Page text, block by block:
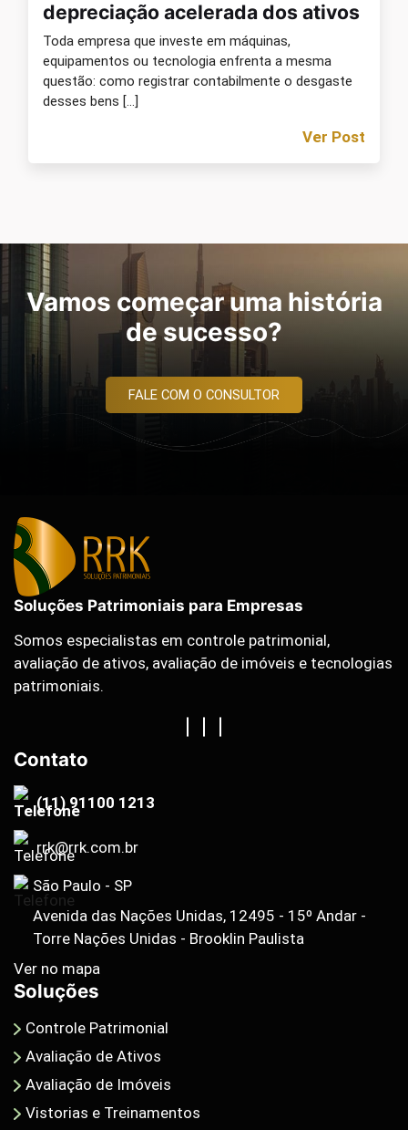
depreciação acelerada dos ativos
Toda empresa que investe em máquinas,
equipamentos ou tecnologia enfrenta a mesma
questão: como registrar contabilmente o desgaste
desses bens […]
Ver Post
Vamos começar uma história
de sucesso?
FALE COM O CONSULTOR
Soluções Patrimoniais para Empresas
Somos especialistas em controle patrimonial,
avaliação de ativos, avaliação de imóveis e tecnologias
patrimoniais.
Contato
(11) 91100 1213
rrk@rrk.com.br
São Paulo - SP
Avenida das Nações Unidas, 12495 - 15º Andar -
Torre Nações Unidas - Brooklin Paulista
Ver no mapa
Soluções
Controle Patrimonial
Avaliação de Ativos
Avaliação de Imóveis
Vistorias e Treinamentos